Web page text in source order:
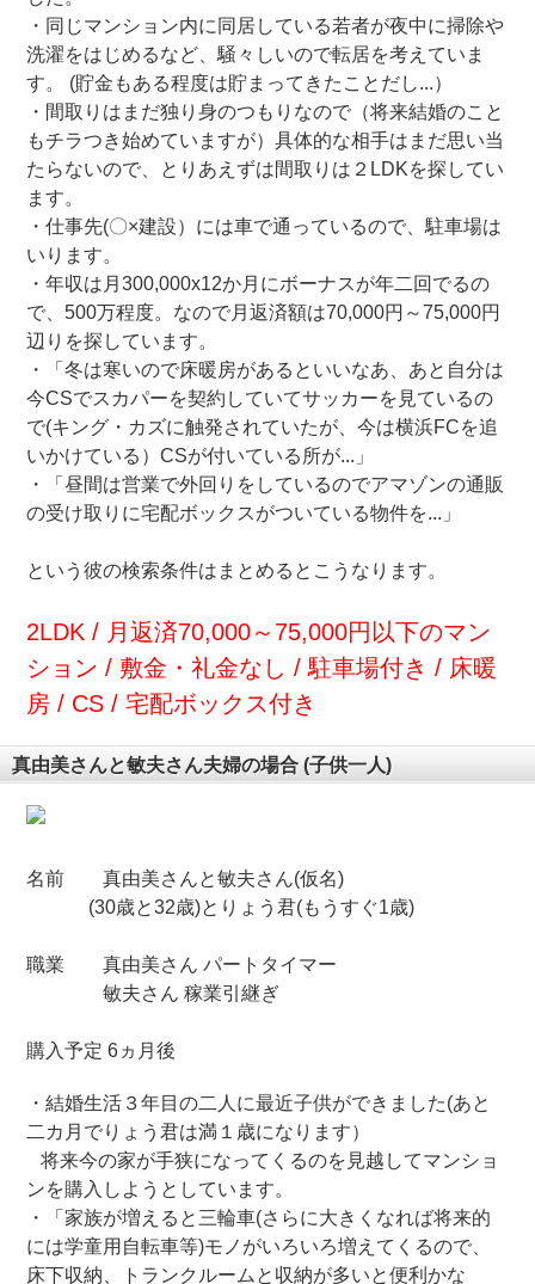
・同じマンション内に同居している若者が夜中に掃除や
洗濯をはじめるなど、騒々しいので転居を考えていま
す。 (貯金もある程度は貯まってきたことだし...）
・間取りはまだ独り身のつもりなので（将来結婚のこと
もチラつき始めていますが）具体的な相手はまだ思い当
たらないので、とりあえずは間取りは２LDKを探してい
ます。
・仕事先(〇×建設）には車で通っているので、駐車場は
いります。
・年収は月300,000x12か月にボーナスが年二回でるの
で、500万程度。なので月返済額は70,000円～75,000円
辺りを探しています。
・「冬は寒いので床暖房があるといいなあ、あと自分は
今CSでスカパーを契約していてサッカーを見ているの
で(キング・カズに触発されていたが、今は横浜FCを追
いかけている）CSが付いている所が...」
・「昼間は営業で外回りをしているのでアマゾンの通販
の受け取りに宅配ボックスがついている物件を...」
という彼の検索条件はまとめるとこうなります。
2LDK / 月返済70,000～75,000円以下のマン
ション / 敷金・礼金なし / 駐車場付き / 床暖
房 / CS / 宅配ボックス付き
真由美さんと敏夫さん夫婦の場合 (子供一人)
名前 真由美さんと敏夫さん(仮名)
(30歳と32歳)とりょう君(もうすぐ1歳)
職業 真由美さん パートタイマー
敏夫さん 稼業引継ぎ
購入予定 6ヵ月後
・結婚生活３年目の二人に最近子供ができました(あと
二カ月でりょう君は満１歳になります）
将来今の家が手狭になってくるのを見越してマンショ
ンを購入しようとしています。
・「家族が増えると三輪車(さらに大きくなれば将来的
には学童用自転車等)モノがいろいろ増えてくるので、
床下収納、トランクルームと収納が多いと便利かな